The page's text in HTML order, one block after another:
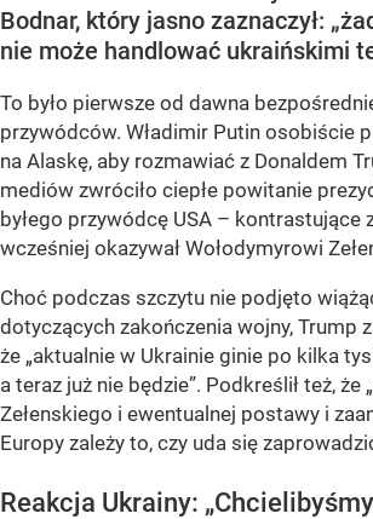
Bodnar, który jasno zaznaczył:
nie może handlować ukraińskimi
To było pierwsze od dawna
przywódców. Władimir Putin osobiście
na Alaskę, aby rozmawiać z Donaldem
mediów zwróciło ciepłe powitanie
byłego przywódcę USA – kontrastujące
wcześniej okazywał Wołodymyrowi
Choć podczas szczytu nie podjęto
dotyczących zakończenia wojny, Trump
że „aktualnie w Ukrainie ginie po kilka
a teraz już nie będzie”. Podkreślił też, że
Zełenskiego i ewentualnej postawy i
Europy zależy to, czy uda się
Reakcja Ukrainy: